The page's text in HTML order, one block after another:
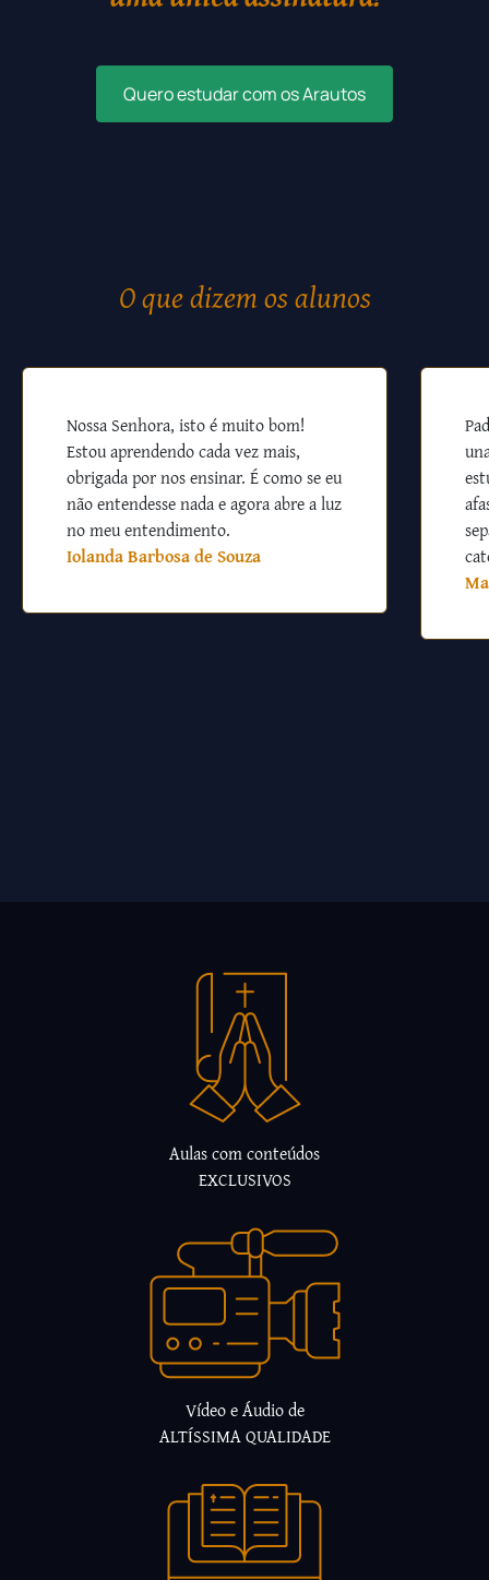
Quero estudar com os Arautos
O que dizem os alunos
Nossa Senhora, isto é muito bom!
Estou aprendendo cada vez mais,
obrigada por nos ensinar. É como se eu
não entendesse nada e agora abre a luz
no meu entendimento.
Iolanda Barbosa de Souza
Aulas com conteúdos
EXCLUSIVOS
Vídeo e Áudio de
ALTÍSSIMA QUALIDADE